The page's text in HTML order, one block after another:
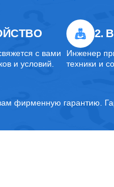
с вами
и условий.
2.
Инженер
техники и
фирменную гарантию.